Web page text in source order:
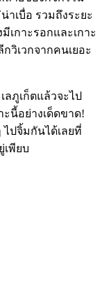
าเบื่อ รวมถึงระยะ
เกาะรอกและเกาะ
วิเวกจากคนเยอะ
ลภูเก็ตแล้วจะไป
ะนี้อย่างเด็ดขาด!
ไปจิ้มกันได้เลยที่
เพียบ